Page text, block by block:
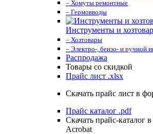
– Хомуты ремонтные
– Гермовводы
Инструменты и
– Хозтовары
– Электро-, бензо- и ручной
Распродажа
Товары со скидкой
Прайс лист .xlsx
Скачать прайс лист в
Прайс каталог .pdf
Скачать прайс-каталог
Acrobat